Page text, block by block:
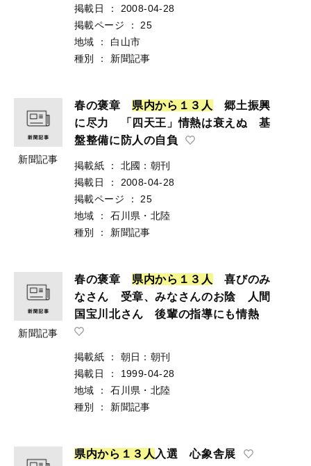
掲載日
：
2008-04-28
掲載ページ
：
25
地域
：
白山市
種別
： 新聞記事
新聞記事
春の褒章 県内から １ ３ 人
郷土振興
に尽力 「四天王」情熱は衰えぬ 基
盤整備に防人の自負
掲載紙 ：
北國：朝刊
掲載日
：
2008-04-28
掲載ページ
：
25
地域
：
石川県・北陸
種別
： 新聞記事
新聞記事
春の褒章 県内から １ ３ 人
喜びのみ
なさん 受章、みなさんのお陰 人間
国宝川北さん 後輩の指導にも情熱
掲載紙 ：
朝日：朝刊
掲載日
：
1999-04-28
地域
：
石川県・北陸
種別
： 新聞記事
県内から １ ３ 人 入選 心象舎展